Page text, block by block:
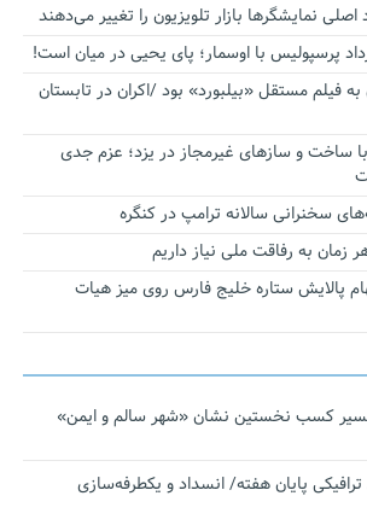
اصلی نمایشگرها بازار تلویزیون را تغییر می‌دهند
پرسپولیس با اوسمار؛ پای یحیی در میان است!
به فیلم مستقل «بیلبورد» بود /اکران در تابستان
ساخت‌ و سازهای غیرمجاز در یزد؛ عزم جدی
سخنرانی سالانه ترامپ در کنگره
زمان به رفاقت ملی نیاز داریم
سهام پالایش ستاره خلیج فارس روی میز هیات
کسب نخستین نشان «شهر سالم و ایمن»
پایان هفته/ انسداد و یکطرفه‌سازی